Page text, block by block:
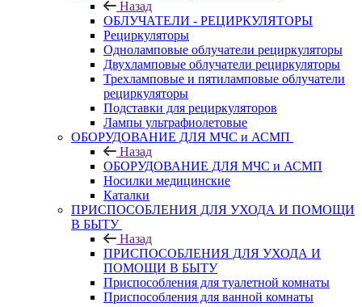
Назад
ОБЛУЧАТЕЛИ - РЕЦИРКУЛЯТОРЫ
Рециркуляторы
Одноламповые облучатели рециркуляторы
Двухламповые облучатели рециркуляторы
Трехламповые и пятиламповые облучатели
рециркуляторы
Подставки для рециркуляторов
Лампы ультрафиолетовые
ОБОРУДОВАНИЕ ДЛЯ МЧС и АСМП
Назад
ОБОРУДОВАНИЕ ДЛЯ МЧС и АСМП
Носилки медицинские
Каталки
ПРИСПОСОБЛЕНИЯ ДЛЯ УХОДА И ПОМОЩИ
В БЫТУ
Назад
ПРИСПОСОБЛЕНИЯ ДЛЯ УХОДА И
ПОМОЩИ В БЫТУ
Приспособления для туалетной комнаты
Приспособления для ванной комнаты